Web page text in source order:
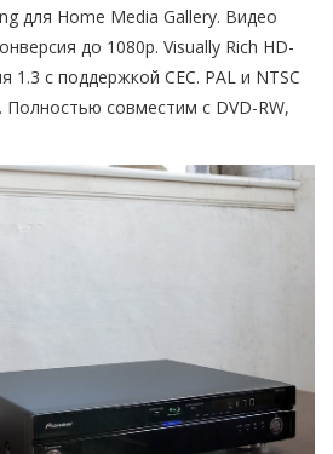
для Home Media Gallery. Видео
до 1080p. Visually Rich HD-
1.3 с поддержкой CEC. PAL и NTSC
Полностью совместим с DVD-RW,